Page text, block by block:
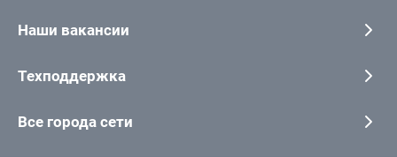
Наши вакансии
Техподдержка
Все города сети